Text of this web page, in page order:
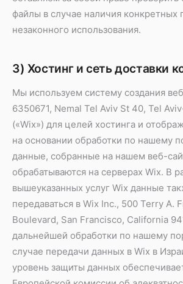
файлы в случае наличия конкретных
незаконного использования.
3) Хостинг и сеть доставки
Мы используем систему создания
6350671, Nemal Tel Aviv St 40, Tel
(«Wix») для целей хостинга и
на основании обработки по нашему
данные, собранные на нашем веб-
обрабатываются на серверах Wix. В
вышеуказанных услуг Wix данные
передаваться в Wix Inc., 500 Terry A.
Boulevard, San Francisco, California
дальнейшей обработки по нашему
случае передачи данных в Wix в
уровень защиты данных